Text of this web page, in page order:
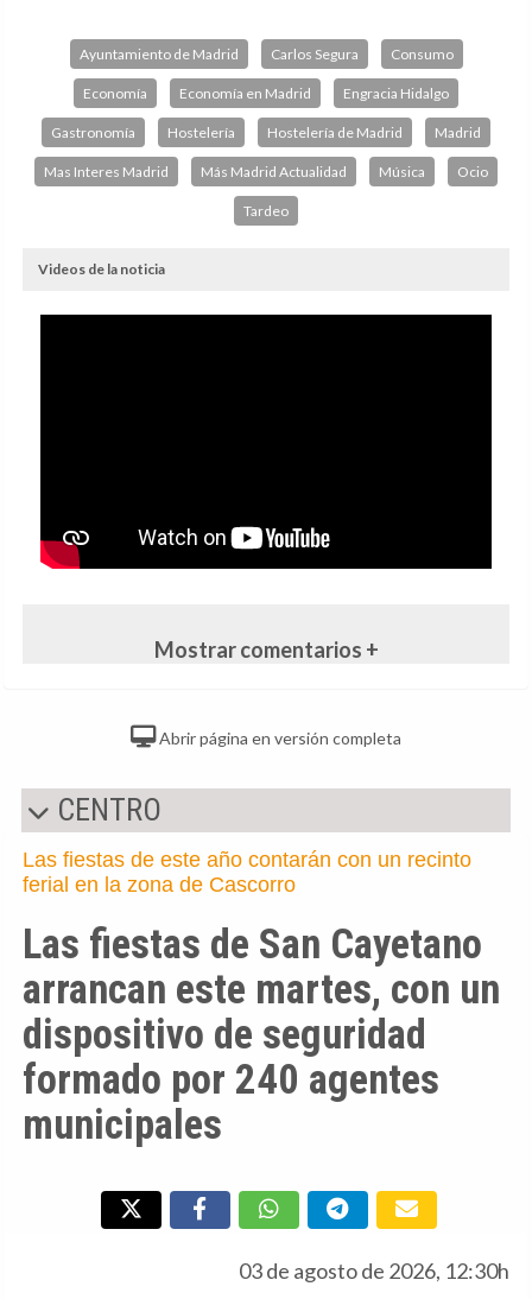
Ayuntamiento de Madrid Carlos Segura Consumo
Economía Economía en Madrid Engracia Hidalgo
Gastronomía Hostelería Hostelería de Madrid Madrid
Mas Interes Madrid Más Madrid Actualidad Música Ocio
Tardeo
Videos de la noticia
Mostrar comentarios +
Abrir página en versión completa
CENTRO
Las fiestas de este año contarán con un recinto
ferial en la zona de Cascorro
Las fiestas de San Cayetano
arrancan este martes, con un
dispositivo de seguridad
formado por 240 agentes
municipales
03 de agosto de 2026, 12:30h